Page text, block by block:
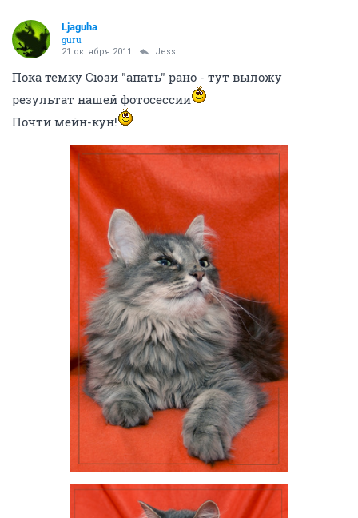
Ljaguha
guru
21 октября 2011 Jess
Пока темку Сюзи "апать" рано - тут выложу
результат нашей фотосессии
Почти мейн-кун!